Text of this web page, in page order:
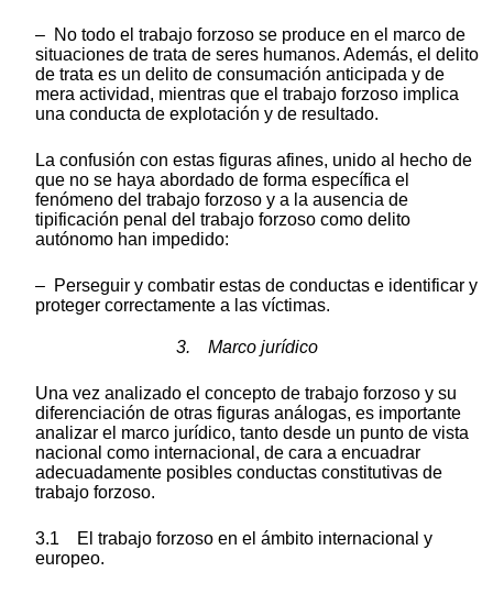
– No todo el trabajo forzoso se produce en el marco de
situaciones de trata de seres humanos. Además, el delito
de trata es un delito de consumación anticipada y de
mera actividad, mientras que el trabajo forzoso implica
una conducta de explotación y de resultado.
La confusión con estas figuras afines, unido al hecho de
que no se haya abordado de forma específica el
fenómeno del trabajo forzoso y a la ausencia de
tipificación penal del trabajo forzoso como delito
autónomo han impedido:
– Perseguir y combatir estas de conductas e identificar y
proteger correctamente a las víctimas.
3. Marco jurídico
Una vez analizado el concepto de trabajo forzoso y su
diferenciación de otras figuras análogas, es importante
analizar el marco jurídico, tanto desde un punto de vista
nacional como internacional, de cara a encuadrar
adecuadamente posibles conductas constitutivas de
trabajo forzoso.
3.1 El trabajo forzoso en el ámbito internacional y
europeo.